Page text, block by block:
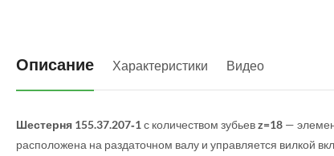
Описание Характеристики Видео
Шестерня 155.37.207‑1 с количеством зубьевz=18 —
расположена на раздаточном валу и управляется вилкой